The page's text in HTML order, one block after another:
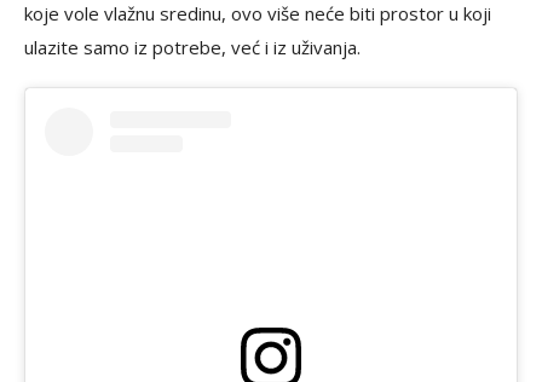
koje vole vlažnu sredinu, ovo više neće biti prostor u koji
ulazite samo iz potrebe, već i iz uživanja.